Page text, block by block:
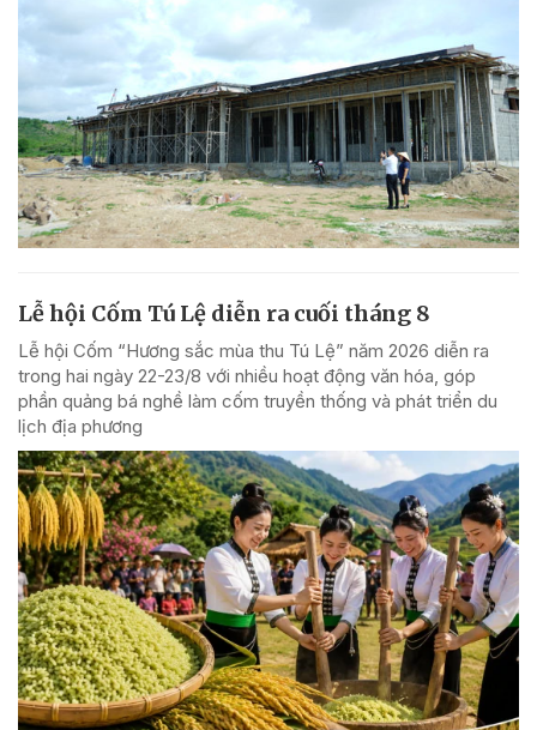
Lễ hội Cốm Tú Lệ diễn ra cuối tháng 8
Lễ hội Cốm “Hương sắc mùa thu Tú Lệ” năm 2026 diễn ra
trong hai ngày 22-23/8 với nhiều hoạt động văn hóa, góp
phần quảng bá nghề làm cốm truyền thống và phát triển du
lịch địa phương